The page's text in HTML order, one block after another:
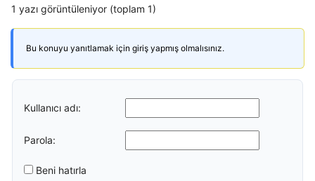
1 yazı görüntüleniyor (toplam 1)
Bu konuyu yanıtlamak için giriş yapmış olmalısınız.
Kullanıcı adı:
Parola:
Beni hatırla